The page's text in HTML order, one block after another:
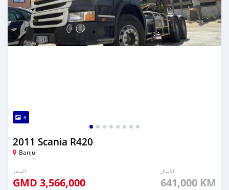
8
2011 Scania R420
Banjul
السعر
GMD 3,566,000
الأميال
641,000 KM